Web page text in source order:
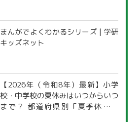
まんがでよくわかるシリーズ | 学研
キッズネット
【2026年（令和8年）最新】小学
校・中学校の夏休みはいつからいつ
まで？ 都道府県別「夏季休暇一